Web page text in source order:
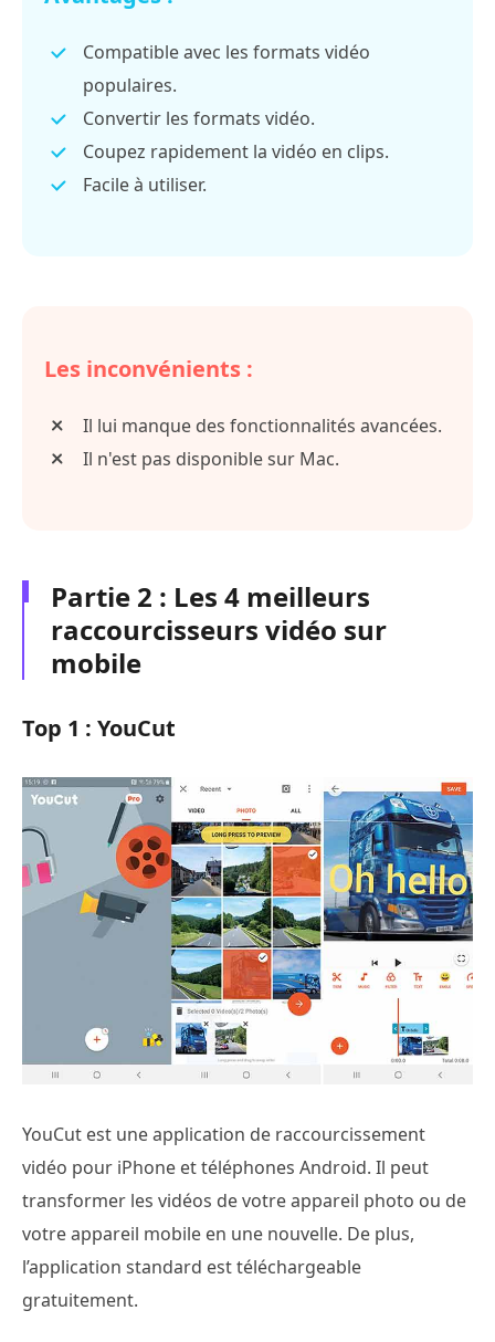
Compatible avec les formats vidéo
populaires.
Convertir les formats vidéo.
Coupez rapidement la vidéo en clips.
Facile à utiliser.
Les inconvénients :
Il lui manque des fonctionnalités avancées.
Il n'est pas disponible sur Mac.
Partie 2 : Les 4 meilleurs
raccourcisseurs vidéo sur
mobile
Top 1 : YouCut
YouCut est une application de raccourcissement
vidéo pour iPhone et téléphones Android. Il peut
transformer les vidéos de votre appareil photo ou de
votre appareil mobile en une nouvelle. De plus,
l’application standard est téléchargeable
gratuitement.